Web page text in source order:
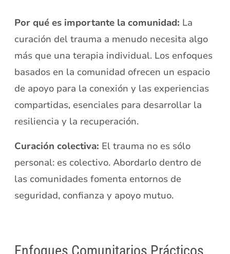
Por qué es importante la comunidad: La
curación del trauma a menudo necesita algo
más que una terapia individual. Los enfoques
basados en la comunidad ofrecen un espacio
de apoyo para la conexión y las experiencias
compartidas, esenciales para desarrollar la
resiliencia y la recuperación.
Curación colectiva: El trauma no es sólo
personal: es colectivo. Abordarlo dentro de
las comunidades fomenta entornos de
seguridad, confianza y apoyo mutuo.
Enfoques Comunitarios Prácticos